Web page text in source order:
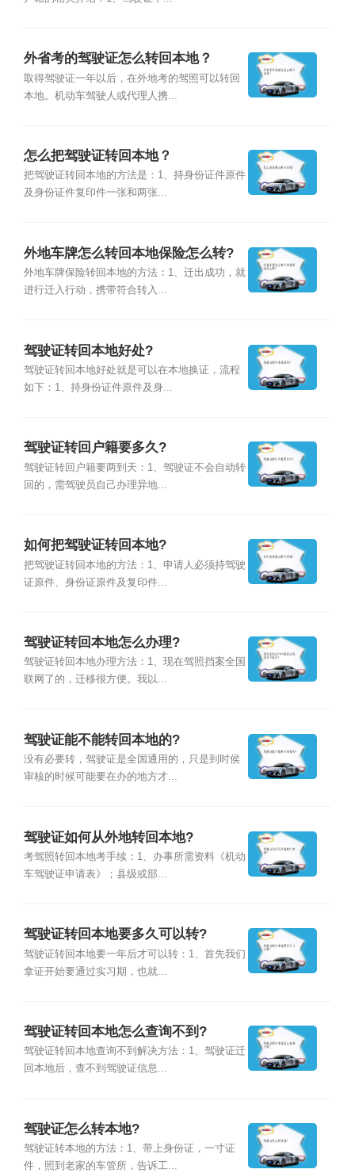
外省考的驾驶证怎么转回本地？
取得驾驶证一年以后，在外地考的驾照可以转回
本地。机动车驾驶人或代理人携...
怎么把驾驶证转回本地？
把驾驶证转回本地的方法是：1、持身份证件原件
及身份证件复印件一张和两张...
外地车牌怎么转回本地保险怎么转?
外地车牌保险转回本地的方法：1、迁出成功，就
进行迁入行动，携带符合转入...
驾驶证转回本地好处?
驾驶证转回本地好处就是可以在本地换证，流程
如下：1、持身份证件原件及身...
驾驶证转回户籍要多久?
驾驶证转回户籍要两到天：1、驾驶证不会自动转
回的，需驾驶员自己办理异地...
如何把驾驶证转回本地?
把驾驶证转回本地的方法：1、申请人必须持驾驶
证原件、身份证原件及复印件...
驾驶证转回本地怎么办理?
驾驶证转回本地办理方法：1、现在驾照挡案全国
联网了的，迁移很方便。我以...
驾驶证能不能转回本地的?
没有必要转，驾驶证是全国通用的，只是到时侯
审核的时候可能要在办的地方才...
驾驶证如何从外地转回本地?
考驾照转回本地考手续：1、办事所需资料《机动
车驾驶证申请表》；县级或部...
驾驶证转回本地要多久可以转?
驾驶证转回本地要一年后才可以转：1、首先我们
拿证开始要通过实习期，也就...
驾驶证转回本地怎么查询不到?
驾驶证转回本地查询不到解决方法：1、驾驶证迁
回本地后，查不到驾驶证信息...
驾驶证怎么转本地?
驾驶证转本地的方法：1、带上身份证，一寸证
件，照到老家的车管所，告诉工...